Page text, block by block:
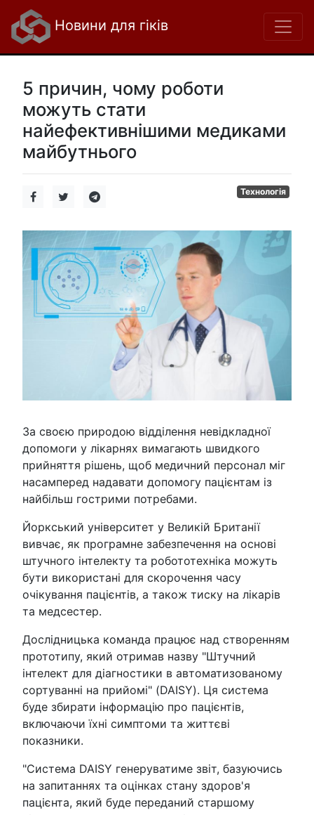
Новини для гіків
5 причин, чому роботи
можуть стати
найефективнішими медиками
майбутнього
Технологія
За своєю природою відділення невідкладної
допомоги у лікарнях вимагають швидкого
прийняття рішень, щоб медичний персонал міг
насамперед надавати допомогу пацієнтам із
найбільш гострими потребами.
Йоркський університет у Великій Британії
вивчає, як програмне забезпечення на основі
штучного інтелекту та робототехніка можуть
бути використані для скорочення часу
очікування пацієнтів, а також тиску на лікарів
та медсестер.
Дослідницька команда працює над створенням
прототипу, який отримав назву "Штучний
інтелект для діагностики в автоматизованому
сортуванні на прийомі" (DAISY). Ця система
буде збирати інформацію про пацієнтів,
включаючи їхні симптоми та життєві
показники.
"Система DAISY генеруватиме звіт, базуючись
на запитаннях та оцінках стану здоров'я
пацієнта, який буде переданий старшому